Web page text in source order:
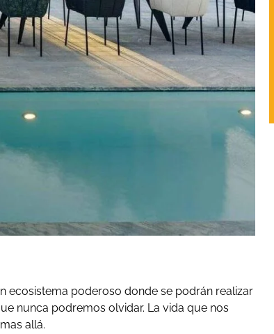
ecosistema poderoso donde se podrán realizar
nunca podremos olvidar. La vida que nos
allá.